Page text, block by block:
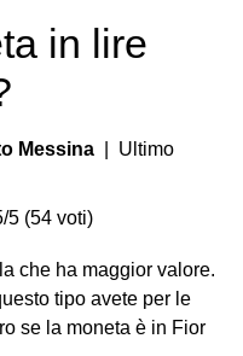
in lire
Messina | Ultimo
5 (54 voti)
che ha maggior valore.
tipo avete per le
se la moneta è in Fior